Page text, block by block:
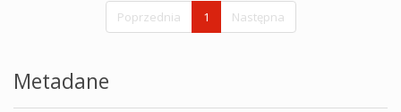
Poprzednia
1 Następna
Metadane